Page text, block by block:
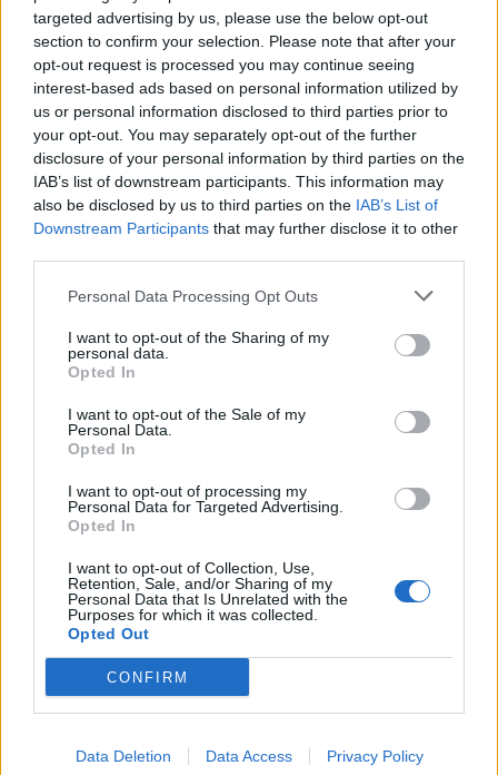
targeted advertising by us, please use the below opt-out
section to confirm your selection. Please note that after your
opt-out request is processed you may continue seeing
interest-based ads based on personal information utilized by
us or personal information disclosed to third parties prior to
your opt-out. You may separately opt-out of the further
disclosure of your personal information by third parties on the
IAB’s list of downstream participants. This information may
also be disclosed by us to third parties on the IAB’s List of
Downstream Participants that may further disclose it to other
Personal Data Processing Opt Outs
I want to opt-out of the Sharing of my
personal data.
Opted In
I want to opt-out of the Sale of my
Personal Data.
Opted In
I want to opt-out of processing my
Personal Data for Targeted Advertising.
Opted In
I want to opt-out of Collection, Use,
Retention, Sale, and/or Sharing of my
Personal Data that Is Unrelated with the
Purposes for which it was collected.
Opted Out
CONFIRM
Data Deletion Data Access Privacy Policy